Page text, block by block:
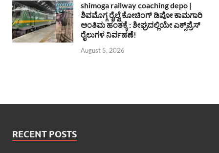
shimoga railway coaching depo |
ಶಿವಮೊಗ್ಗ ರೈಲ್ವೆ ಕೋಚಿಂಗ್ ಡಿಪೋ ಕಾಮಗಾರಿ
ಅಂತಿಮ ಹಂತಕ್ಕೆ : ಶೀಘ್ರದಲ್ಲಿಯೇ ಎಕ್ಸ್‌ಪ್ರೆಸ್
ರೈಲುಗಳ ನಿರ್ವಹಣೆ!
August 5, 2026
RECENT POSTS